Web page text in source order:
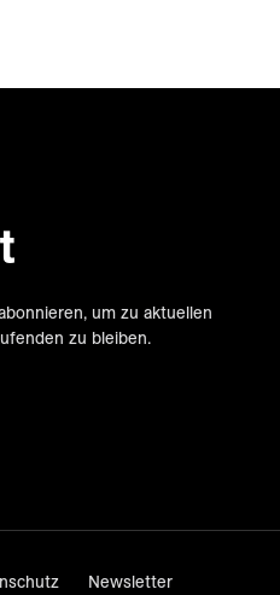
um zu aktuellen
zu bleiben.
Newsletter